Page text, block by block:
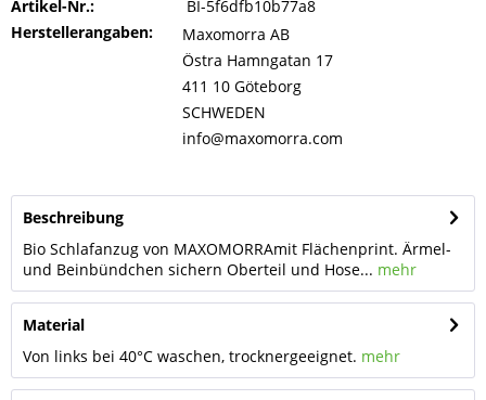
Artikel-Nr.:
BI-5f6dfb10b77a8
Herstellerangaben:
Maxomorra AB
Östra Hamngatan 17
411 10 Göteborg
SCHWEDEN
info@maxomorra.com
Beschreibung
Bio Schlafanzug von MAXOMORRAmit Flächenprint. Ärmel-
und Beinbündchen sichern Oberteil und Hose... mehr
Material
Von links bei 40°C waschen, trocknergeeignet. mehr